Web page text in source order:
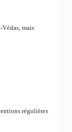
mais
régulières